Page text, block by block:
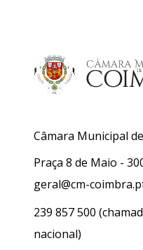
Câmara Municipal
Praça 8 de Maio -
geral@cm-
239 857 500
nacional)